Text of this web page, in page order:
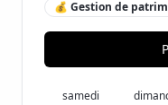
💰 Gestion de
samedi